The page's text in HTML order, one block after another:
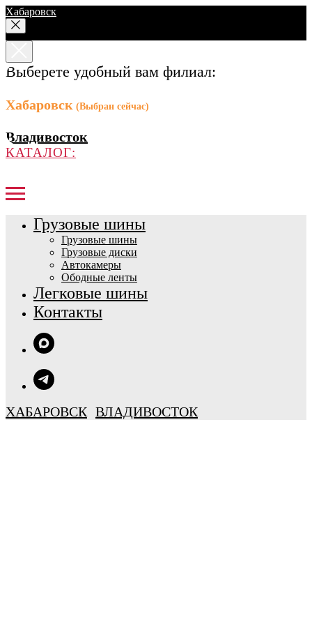
Хабаровск
Выберете удобный вам филиал:
Хабаровск (Выбран сейчас)
Владивосток
КАТАЛОГ:
Грузовые шины
Грузовые шины
Грузовые диски
Автокамеры
Ободные ленты
Легковые шины
Контакты
ХАБАРОВСК ВЛАДИВОСТОК